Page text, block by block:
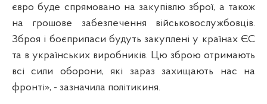
євро буде спрямовано на закупівлю зброї, а також
на грошове забезпечення військовослужбовців.
Зброя і боєприпаси будуть закуплені у країнах ЄС
та в українських виробників. Цю зброю отримають
всі сили оборони, які зараз захищають нас на
фронті», - зазначила політикиня.